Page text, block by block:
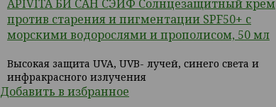
APIVITA БИ САН СЭЙФ Солнцезащитный крем
против старения и пигментации SPF50+ с
морскими водорослями и прополисом, 50 мл
Высокая защита UVA, UVB- лучей, синего света и
инфракрасного излучения
Добавить в избранное